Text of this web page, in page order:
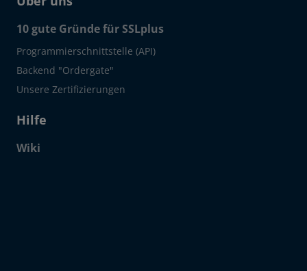
10 gute Gründe für SSLplus
Programmierschnittstelle (API)
Backend "Ordergate"
Unsere Zertifizierungen
Hilfe
Wiki